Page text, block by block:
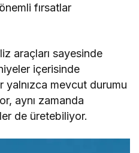
fırsatlar
araçları sayesinde
içerisinde
yalnızca mevcut durumu
aynı zamanda
de üretebiliyor.